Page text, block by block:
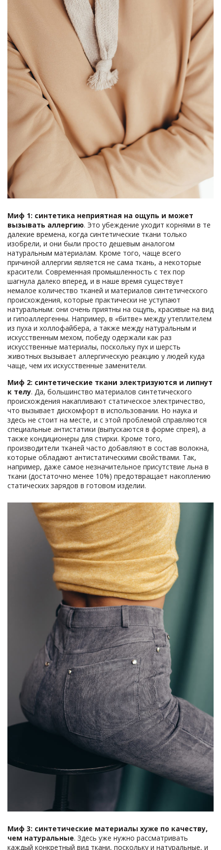
Миф 1: синтетика неприятная на ощупь и может
вызывать аллергию. Это убеждение уходит корнями в те
далекие времена, когда синтетические ткани только
изобрели, и они были просто дешевым аналогом
натуральным материалам. Кроме того, чаще всего
причиной аллергии является не сама ткань, а некоторые
красители. Современная промышленность с тех пор
шагнула далеко вперед, и в наше время существует
немалое количество тканей и материалов синтетического
происхождения, которые практически не уступают
натуральным: они очень приятны на ощупь, красивые на вид
и гипоаллергенны. Например, в «битве» между утеплителем
из пуха и холлофайбера, а также между натуральным и
искусственным мехом, победу одержали как раз
искусственные материалы, поскольку пух и шерсть
животных вызывает аллергическую реакцию у людей куда
чаще, чем их искусственные заменители.
Миф 2: синтетические ткани электризуются и липнут
к телу. Да, большинство материалов синтетического
происхождения накапливают статическое электричество,
что вызывает дискомфорт в использовании. Но наука и
здесь не стоит на месте, и с этой проблемой справляются
специальные антистатики (выпускаются в форме спрея), а
также кондиционеры для стирки. Кроме того,
производители тканей часто добавляют в состав волокна,
которые обладают антистатическими свойствами. Так,
например, даже самое незначительное присутствие льна в
ткани (достаточно менее 10%) предотвращает накоплению
статических зарядов в готовом изделии.
Миф 3: синтетические материалы хуже по качеству,
чем натуральные. Здесь уже нужно рассматривать
каждый конкретный вид ткани, поскольку и натуральные, и